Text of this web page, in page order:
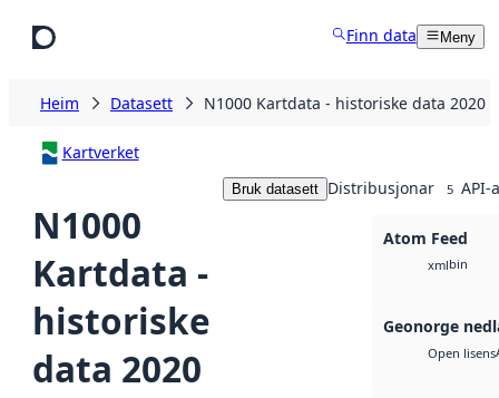
Finn data Meny
Heim Datasett N1000 Kartdata - historiske data 2020
Kartverket
N1000
Kartdata -
historiske
data 2020
Bruk datasett Distribusjonar 5 API-
Atom Feed
xmlbin
Geonorge
Open lisens